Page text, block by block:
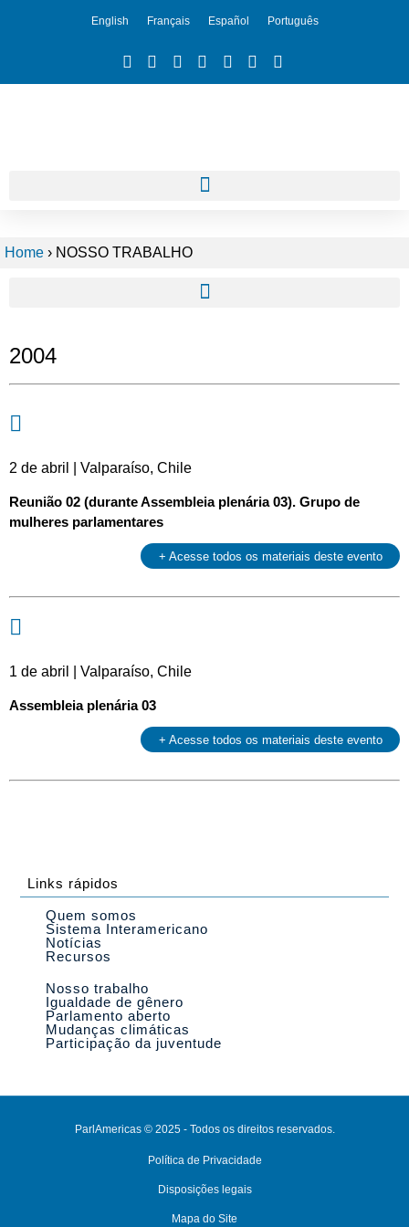
English Français Español Português
Home › NOSSO TRABALHO
2004
2 de abril | Valparaíso, Chile
Reunião 02 (durante Assembleia plenária 03). Grupo de
mulheres parlamentares
+ Acesse todos os materiais deste evento
1 de abril | Valparaíso, Chile
Assembleia plenária 03
+ Acesse todos os materiais deste evento
Links rápidos
Quem somos
Sistema Interamericano
Notícias
Recursos
Nosso trabalho
Igualdade de gênero
Parlamento aberto
Mudanças climáticas
Participação da juventude
ParlAmericas © 2025 - Todos os direitos reservados.
Política de Privacidade
Disposições legais
Mapa do Site